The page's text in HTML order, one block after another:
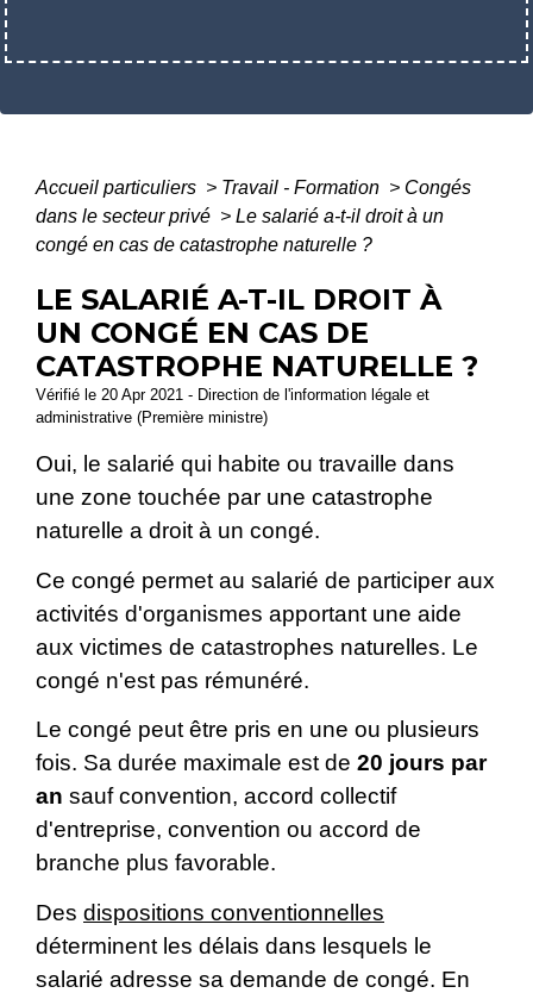
Accueil particuliers > Travail - Formation > Congés
dans le secteur privé > Le salarié a-t-il droit à un
congé en cas de catastrophe naturelle ?
LE SALARIÉ A-T-IL DROIT À
UN CONGÉ EN CAS DE
CATASTROPHE NATURELLE ?
Vérifié le 20 Apr 2021 - Direction de l'information légale et
administrative (Première ministre)
Oui, le salarié qui habite ou travaille dans
une zone touchée par une catastrophe
naturelle a droit à un congé.
Ce congé permet au salarié de participer aux
activités d'organismes apportant une aide
aux victimes de catastrophes naturelles. Le
congé n'est pas rémunéré.
Le congé peut être pris en une ou plusieurs
fois. Sa durée maximale est de 20 jours par
an sauf convention, accord collectif
d'entreprise, convention ou accord de
branche plus favorable.
Des dispositions conventionnelles
déterminent les délais dans lesquels le
salarié adresse sa demande de congé. En